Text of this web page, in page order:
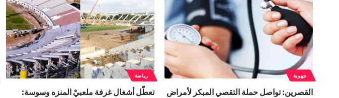
جهوية
القصرين: تواصل حملة التقصي المبكر لأمراض
رياضة
تعطّل أشغال غرفة ملعبيْ المنزه وسوسة: